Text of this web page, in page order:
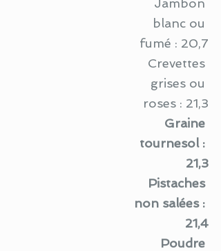
Jambon
blanc ou
fumé : 20,7
Crevettes
grises ou
roses : 21,3
Graine
tournesol :
21,3
Pistaches
non salées :
21,4
Poudre